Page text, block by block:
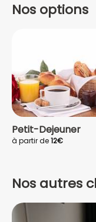
Nos options
Petit-Dejeuner
à partir de12€
Nos autres